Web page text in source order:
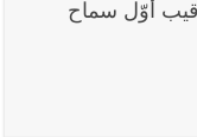
أوّل سماح